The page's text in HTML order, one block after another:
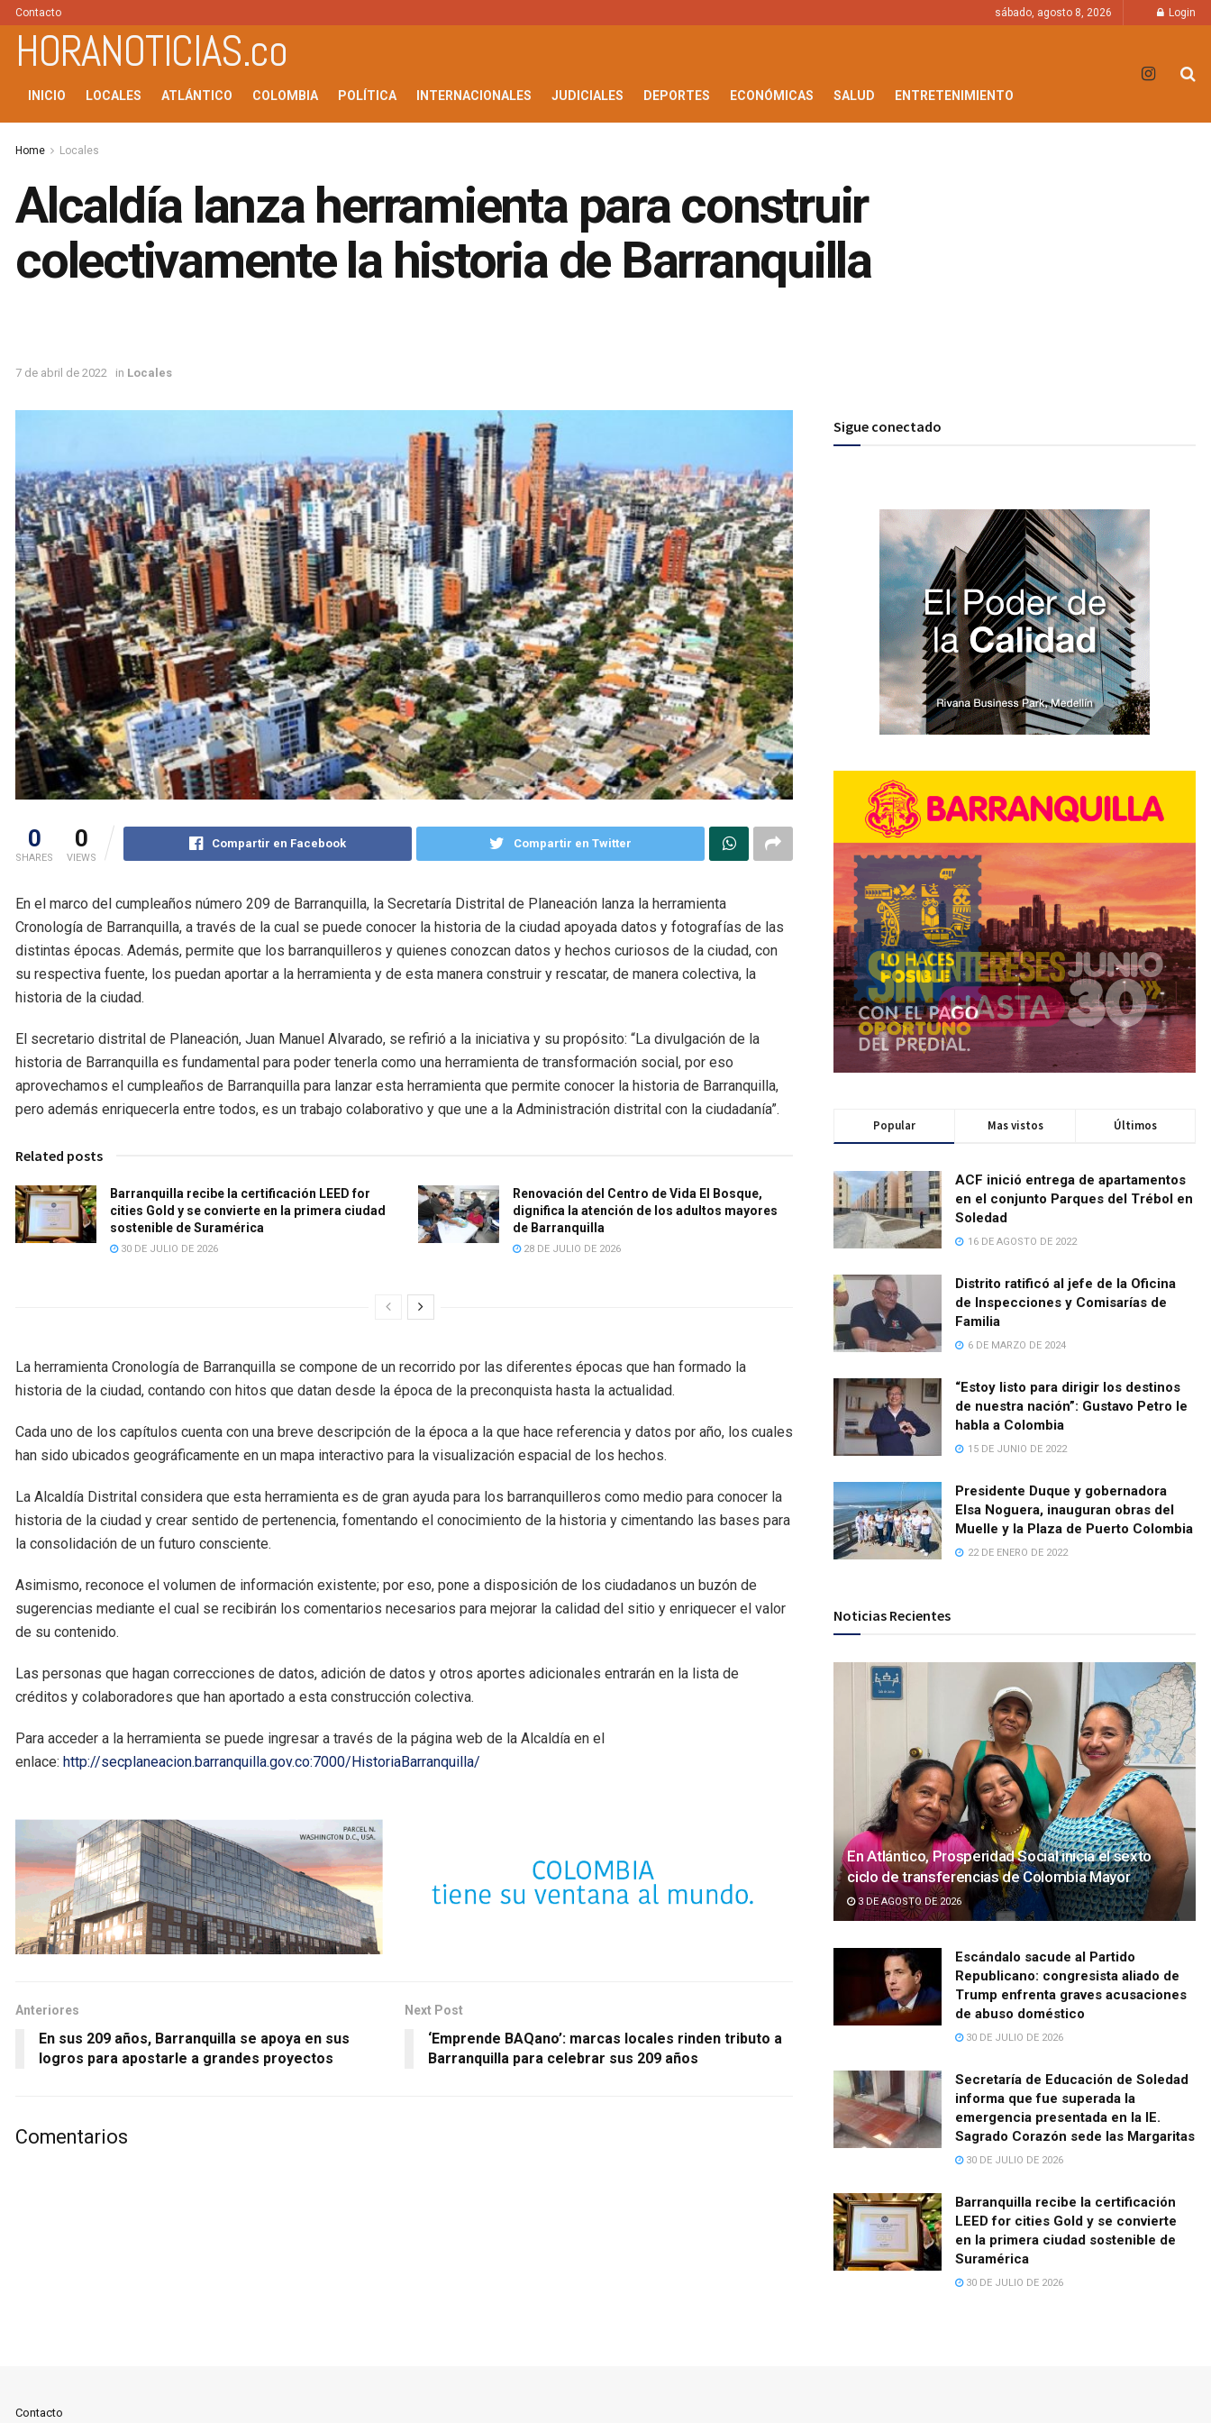
Contacto sábado, agosto 8, 2026 Login
HORANOTICIAS.co
INICIO LOCALES ATLÁNTICO COLOMBIA POLÍTICA INTERNACIONALES JUDICIALES DEPORTES ECONÓMICAS SALUD ENTRETENIMIENTO
Home Locales
Alcaldía lanza herramienta para construir
colectivamente la historia de Barranquilla
7 de abril de 2022 in Locales
0
SHARES
0
VIEWS
Compartir en Facebook Compartir en Twitter
En el marco del cumpleaños número 209 de Barranquilla, la Secretaría Distrital de Planeación lanza la herramienta
Cronología de Barranquilla, a través de la cual se puede conocer la historia de la ciudad apoyada datos y fotografías de las
distintas épocas. Además, permite que los barranquilleros y quienes conozcan datos y hechos curiosos de la ciudad, con
su respectiva fuente, los puedan aportar a la herramienta y de esta manera construir y rescatar, de manera colectiva, la
historia de la ciudad.
El secretario distrital de Planeación, Juan Manuel Alvarado, se refirió a la iniciativa y su propósito: “La divulgación de la
historia de Barranquilla es fundamental para poder tenerla como una herramienta de transformación social, por eso
aprovechamos el cumpleaños de Barranquilla para lanzar esta herramienta que permite conocer la historia de Barranquilla,
pero además enriquecerla entre todos, es un trabajo colaborativo y que une a la Administración distrital con la ciudadanía”.
Related posts
Barranquilla recibe la certificación LEED for
cities Gold y se convierte en la primera ciudad
sostenible de Suramérica
30 DE JULIO DE 2026
Renovación del Centro de Vida El Bosque,
dignifica la atención de los adultos mayores
de Barranquilla
28 DE JULIO DE 2026
La herramienta Cronología de Barranquilla se compone de un recorrido por las diferentes épocas que han formado la
historia de la ciudad, contando con hitos que datan desde la época de la preconquista hasta la actualidad.
Cada uno de los capítulos cuenta con una breve descripción de la época a la que hace referencia y datos por año, los cuales
han sido ubicados geográficamente en un mapa interactivo para la visualización espacial de los hechos.
La Alcaldía Distrital considera que esta herramienta es de gran ayuda para los barranquilleros como medio para conocer la
historia de la ciudad y crear sentido de pertenencia, fomentando el conocimiento de la historia y cimentando las bases para
la consolidación de un futuro consciente.
Asimismo, reconoce el volumen de información existente; por eso, pone a disposición de los ciudadanos un buzón de
sugerencias mediante el cual se recibirán los comentarios necesarios para mejorar la calidad del sitio y enriquecer el valor
de su contenido.
Las personas que hagan correcciones de datos, adición de datos y otros aportes adicionales entrarán en la lista de
créditos y colaboradores que han aportado a esta construcción colectiva.
Para acceder a la herramienta se puede ingresar a través de la página web de la Alcaldía en el
enlace: http://secplaneacion.barranquilla.gov.co:7000/HistoriaBarranquilla/
Anteriores
En sus 209 años, Barranquilla se apoya en sus
logros para apostarle a grandes proyectos
Next Post
‘Emprende BAQano’: marcas locales rinden tributo a
Barranquilla para celebrar sus 209 años
Comentarios
Sigue conectado
Popular Mas vistos Últimos
ACF inició entrega de apartamentos
en el conjunto Parques del Trébol en
Soledad
16 DE AGOSTO DE 2022
Distrito ratificó al jefe de la Oficina
de Inspecciones y Comisarías de
Familia
6 DE MARZO DE 2024
“Estoy listo para dirigir los destinos
de nuestra nación”: Gustavo Petro le
habla a Colombia
15 DE JUNIO DE 2022
Presidente Duque y gobernadora
Elsa Noguera, inauguran obras del
Muelle y la Plaza de Puerto Colombia
22 DE ENERO DE 2022
Noticias Recientes
En Atlántico, Prosperidad Social inicia el sexto
ciclo de transferencias de Colombia Mayor
3 DE AGOSTO DE 2026
Escándalo sacude al Partido
Republicano: congresista aliado de
Trump enfrenta graves acusaciones
de abuso doméstico
30 DE JULIO DE 2026
Secretaría de Educación de Soledad
informa que fue superada la
emergencia presentada en la IE.
Sagrado Corazón sede las Margaritas
30 DE JULIO DE 2026
Barranquilla recibe la certificación
LEED for cities Gold y se convierte
en la primera ciudad sostenible de
Suramérica
30 DE JULIO DE 2026
Contacto